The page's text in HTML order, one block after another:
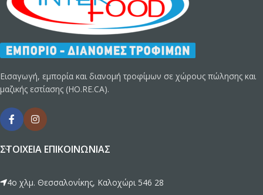
Εισαγωγή, εμπορία και διανομή τροφίμων σε χώρους πώλησης και
μαζικής εστίασης (HO.RE.CA).
ΣΤΟΙΧΕΊΑ ΕΠΙΚΟΙΝΩΝΊΑΣ
4ο χλμ. Θεσσαλονίκης, Καλοχώρι 546 28